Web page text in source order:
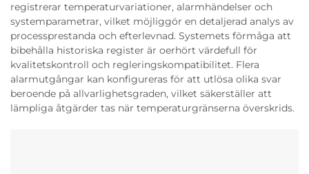
registrerar temperaturvariationer, alarmhändelser och
systemparametrar, vilket möjliggör en detaljerad analys av
processprestanda och efterlevnad. Systemets förmåga att
bibehålla historiska register är oerhört värdefull för
kvalitetskontroll och regleringskompatibilitet. Flera
alarmutgångar kan konfigureras för att utlösa olika svar
beroende på allvarlighetsgraden, vilket säkerställer att
lämpliga åtgärder tas när temperaturgränserna överskrids.